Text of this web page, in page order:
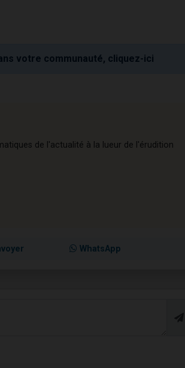
votre communauté, cliquez-ici
de l'actualité à la lueur de l'érudition
WhatsApp